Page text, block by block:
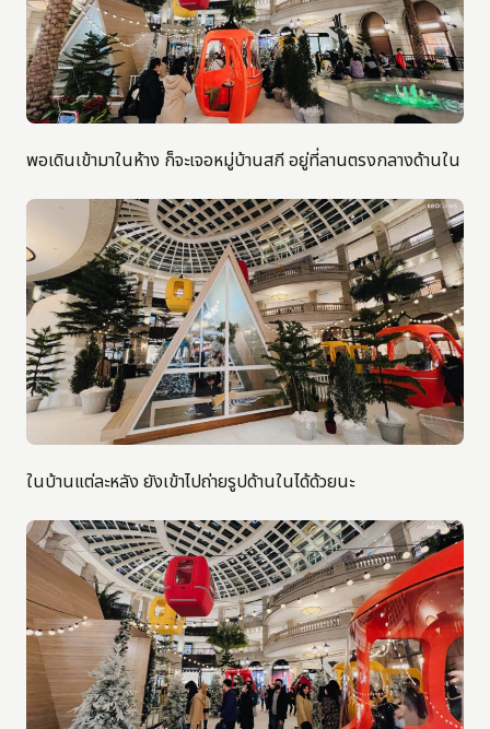
พอเดินเข้ามาในห้าง ก็จะเจอหมู่บ้านสกี อยู่ที่ลานตรงกลางด้านใน
ในบ้านแต่ละหลัง ยังเข้าไปถ่ายรูปด้านในได้ด้วยนะ